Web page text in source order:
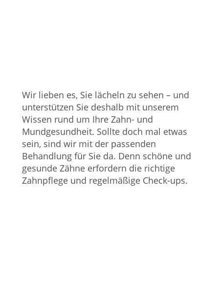
Wir lieben es, Sie lächeln zu sehen – und
unterstützen Sie deshalb mit unserem
Wissen rund um Ihre Zahn- und
Mundgesundheit. Sollte doch mal etwas
sein, sind wir mit der passenden
Behandlung für Sie da. Denn schöne und
gesunde Zähne erfordern die richtige
Zahnpflege und regelmäßige Check-ups.